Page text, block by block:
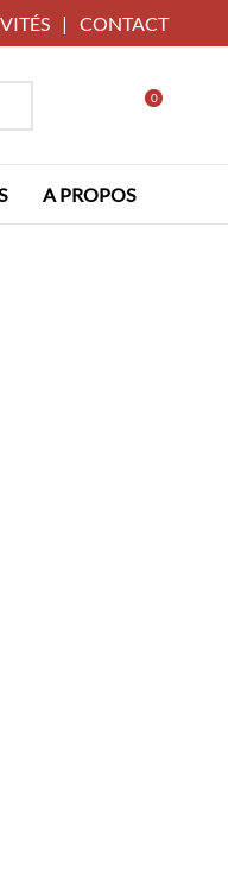
| CONTACT
0
A PROPOS